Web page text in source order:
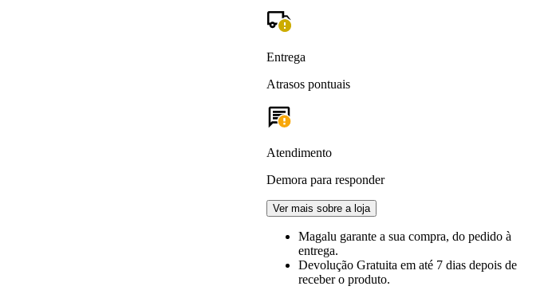
Entrega
Atrasos pontuais
Atendimento
Demora para responder
Ver mais sobre a loja
Magalu garante a sua compra, do pedido à
entrega.
Devolução Gratuita em até 7 dias depois de
receber o produto.